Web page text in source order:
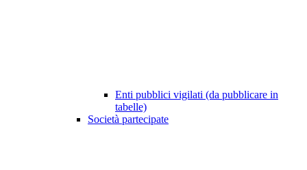
Enti pubblici vigilati (da pubblicare in
tabelle)
Società partecipate